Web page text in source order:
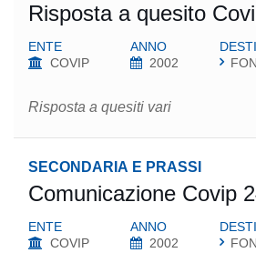
Risposta a quesito
ENTE
COVIP
ANNO
2002
Risposta a quesiti vari
SECONDARIA E PRASSI
Comunicazione Covip
ENTE
COVIP
ANNO
2002